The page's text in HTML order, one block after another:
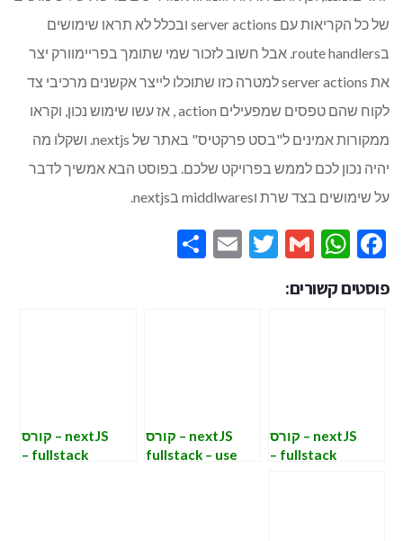
של כל הקריאות עם server actions ובכלל לא תראו שימושים
בroute handlers. אבל חשוב לזכור שמי שתומך בפריימוורק יצר
את server actions למטרה כזו שתוכלו לייצר אקשנים מרכיבי צד
לקוח שהם טפסים שמפעילים action , אז עשו שימוש נכון, וקראו
ממקורות אמינים ל"בסט פרקטיס" באתר של nextjs. ושקלו מה
יהיה נכון לכם לממש בפרויקט שלכם. בפוסט הבא אמשיך לדבר
על שימושים בצד שרת וmiddlwares בnextjs.
Facebook
WhatsApp
Gmail
Twitter
Email
פוסטים קשורים:
nextJS – קורס
fullstack –
nextJS – קורס
fullstack – use
nextJS – קורס
fullstack –